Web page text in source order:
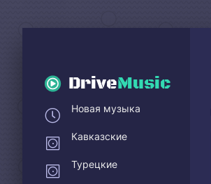
DriveMusic
Новая музыка
Кавказские
Турецкие